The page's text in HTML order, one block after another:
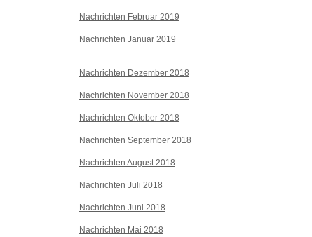
Nachrichten Februar 2019
Nachrichten Januar 2019
Nachrichten Dezember 2018
Nachrichten November 2018
Nachrichten Oktober 2018
Nachrichten September 2018
Nachrichten August 2018
Nachrichten Juli 2018
Nachrichten Juni 2018
Nachrichten Mai 2018